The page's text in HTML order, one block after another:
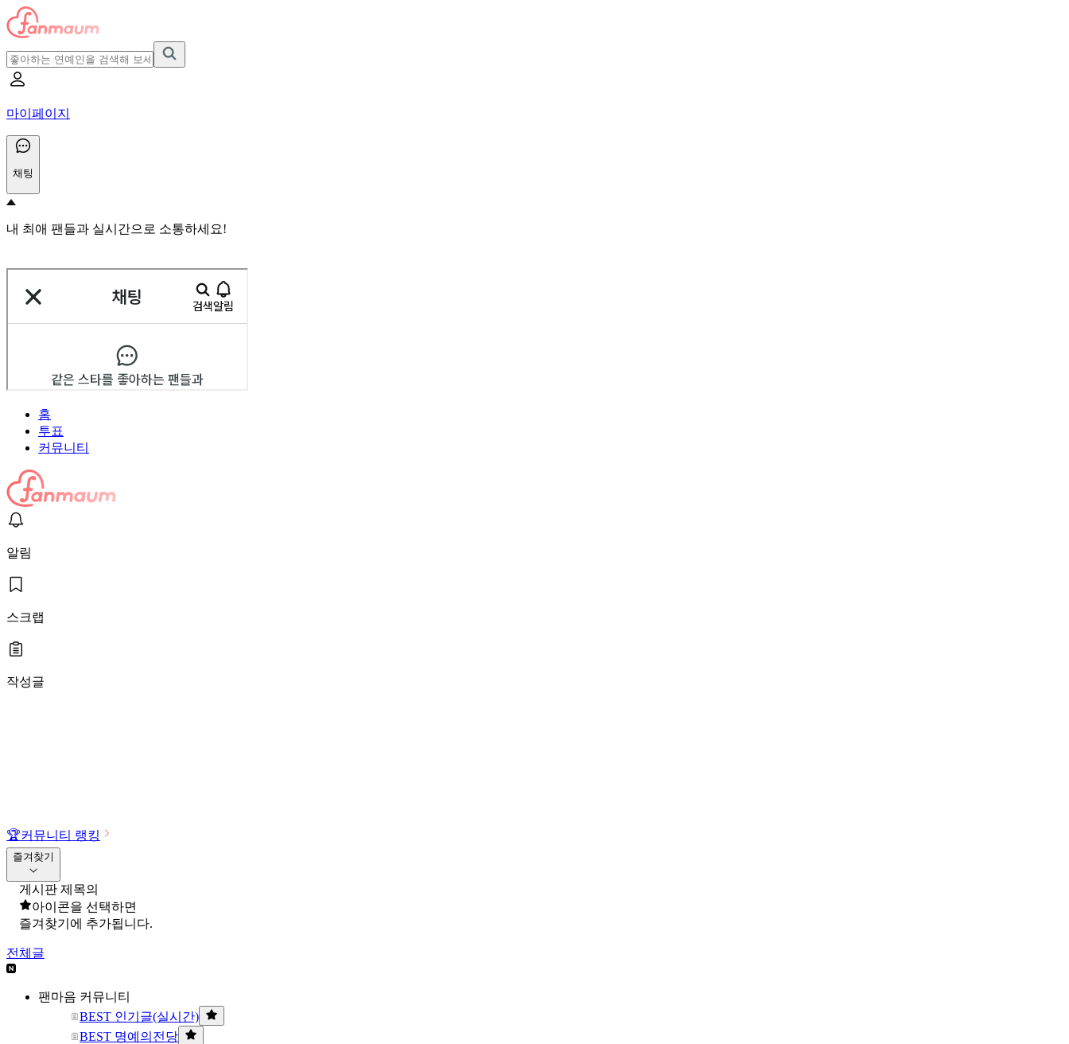
마이페이지
채팅
내 최애 팬들과 실시간으로 소통하세요!
홈
투표
커뮤니티
알림
스크랩
작성글
🏆커뮤니티 랭킹
즐겨찾기
게시판 제목의
아이콘을 선택하면
즐겨찾기에 추가됩니다.
전체글
팬마음 커뮤니티
BEST 인기글(실시간)
BEST 명예의전당